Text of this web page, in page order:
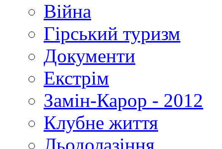
Війна
Гірський туризм
Документи
Екстрім
Замін-Карор - 2012
Клубне життя